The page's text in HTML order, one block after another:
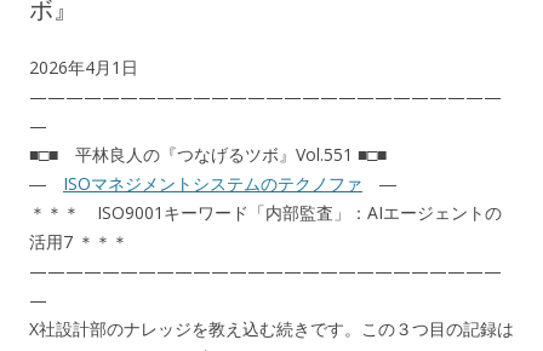
ボ』
2026年4月1日
——————————————————————————
—
■□■ 平林良人の『つなげるツボ』Vol.551 ■□■
― ISOマネジメントシステムのテクノファ ―
＊＊＊ ISO9001キーワード「内部監査」：AIエージェントの
活用7 ＊＊＊
——————————————————————————
—
X社設計部のナレッジを教え込む続きです。この３つ目の記録は